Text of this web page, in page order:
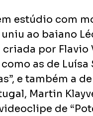
estúdio com
ao baiano
por Flavio
as de Luísa
e também a
Martin
de